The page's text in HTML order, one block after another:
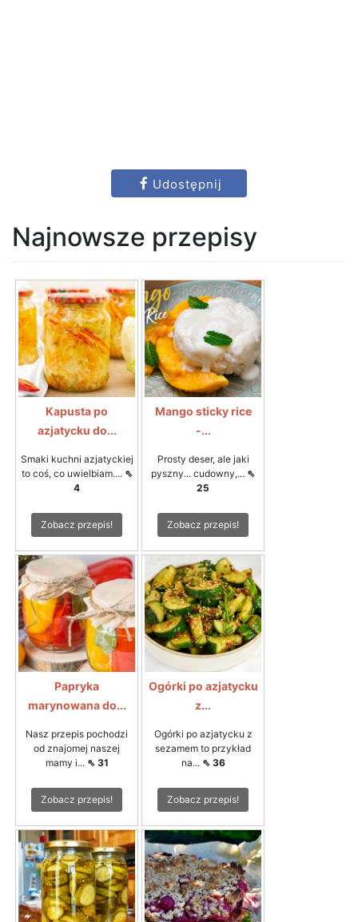
Udostępnij
Najnowsze przepisy
Kapusta po
azjatycku do...
Smaki kuchni azjatyckiej
to coś, co uwielbiam.... ⇖
4
Zobacz przepis!
Mango sticky rice
-...
Prosty deser, ale jaki
pyszny... cudowny,... ⇖
25
Zobacz przepis!
Papryka
marynowana do...
Nasz przepis pochodzi
od znajomej naszej
mamy i... ⇖ 31
Zobacz przepis!
Ogórki po azjatycku
z...
Ogórki po azjatycku z
sezamem to przykład
na... ⇖ 36
Zobacz przepis!